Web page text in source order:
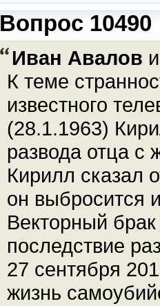
Вопрос 10490
Иван Авалов
К теме
известного
(28.1.1963)
развода отца с
Кирилл сказал
он выбросится
Векторный
последствие
27 сентября
жизнь